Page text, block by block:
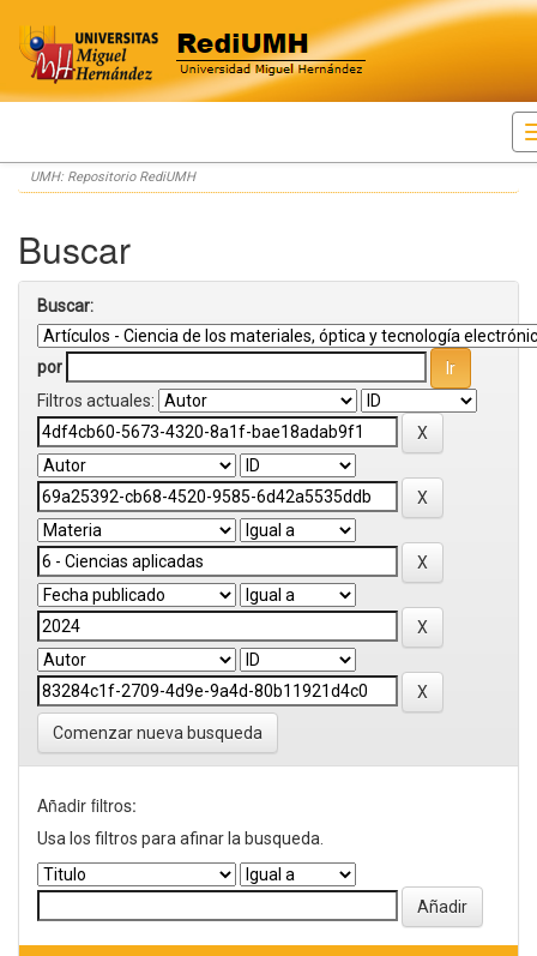
Skip
navigation
UMH: Repositorio RediUMH
Buscar
Buscar:
por
Filtros actuales:
Comenzar nueva busqueda
Añadir filtros:
Usa los filtros para afinar la busqueda.